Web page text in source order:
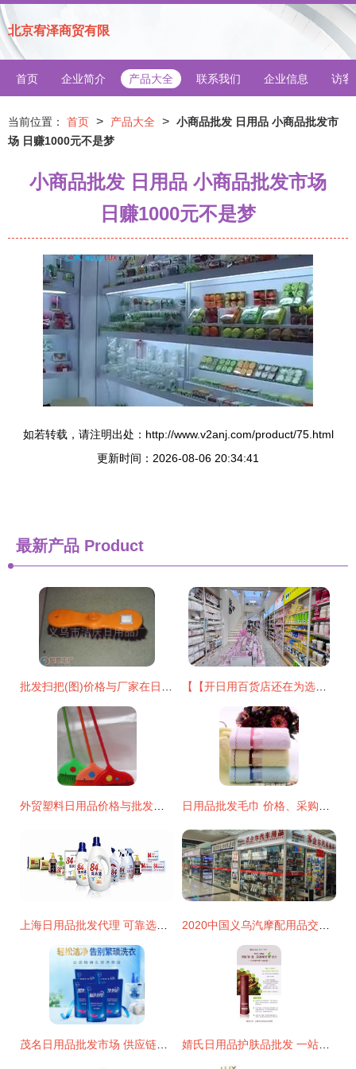
北京宥泽商贸有限
首页 企业简介 产品大全 联系我们 企业信息 访客
当前位置： 首页 > 产品大全 > 小商品批发 日用品 小商品批发市
场 日赚1000元不是梦
小商品批发 日用品 小商品批发市场
日赚1000元不是梦
如若转载，请注明出处：http://www.v2anj.com/product/75.html
更新时间：2026-08-06 20:34:41
最新产品 Product